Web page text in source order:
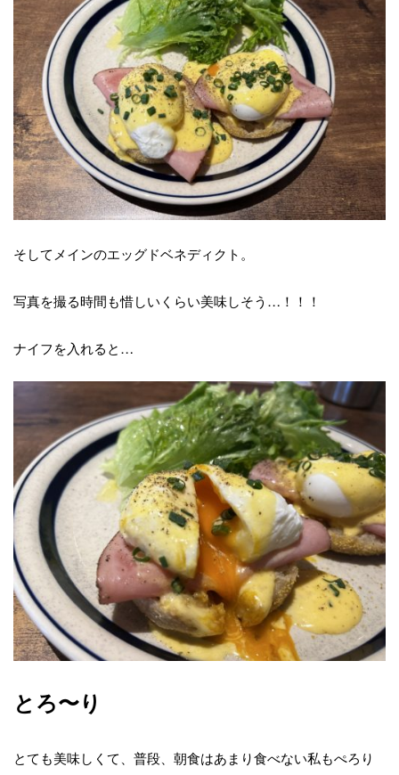
そしてメインのエッグドベネディクト。
写真を撮る時間も惜しいくらい美味しそう … ！！！
ナイフを入れると…
とろ〜り
とても美味しくて、普段、朝食はあまり食べない私もぺろり